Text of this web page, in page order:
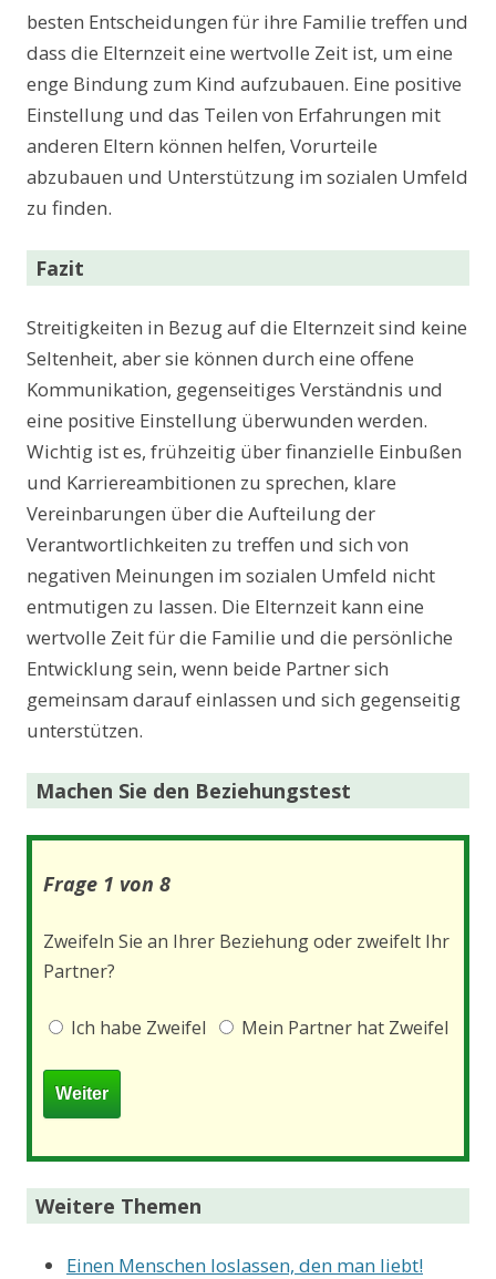
besten Entscheidungen für ihre Familie treffen und
dass die Elternzeit eine wertvolle Zeit ist, um eine
enge Bindung zum Kind aufzubauen. Eine positive
Einstellung und das Teilen von Erfahrungen mit
anderen Eltern können helfen, Vorurteile
abzubauen und Unterstützung im sozialen Umfeld
zu finden.
Fazit
Streitigkeiten in Bezug auf die Elternzeit sind keine
Seltenheit, aber sie können durch eine offene
Kommunikation, gegenseitiges Verständnis und
eine positive Einstellung überwunden werden.
Wichtig ist es, frühzeitig über finanzielle Einbußen
und Karriereambitionen zu sprechen, klare
Vereinbarungen über die Aufteilung der
Verantwortlichkeiten zu treffen und sich von
negativen Meinungen im sozialen Umfeld nicht
entmutigen zu lassen. Die Elternzeit kann eine
wertvolle Zeit für die Familie und die persönliche
Entwicklung sein, wenn beide Partner sich
gemeinsam darauf einlassen und sich gegenseitig
unterstützen.
Machen Sie den Beziehungstest
Frage 1 von 8
Zweifeln Sie an Ihrer Beziehung oder zweifelt Ihr
Partner?
Ich habe Zweifel Mein Partner hat Zweifel
Weitere Themen
Einen Menschen loslassen, den man liebt!